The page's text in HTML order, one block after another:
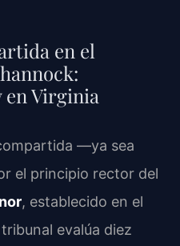
en el
en Virginia
—ya sea
el principio rector del
, establecido en el
tribunal evalúa diez